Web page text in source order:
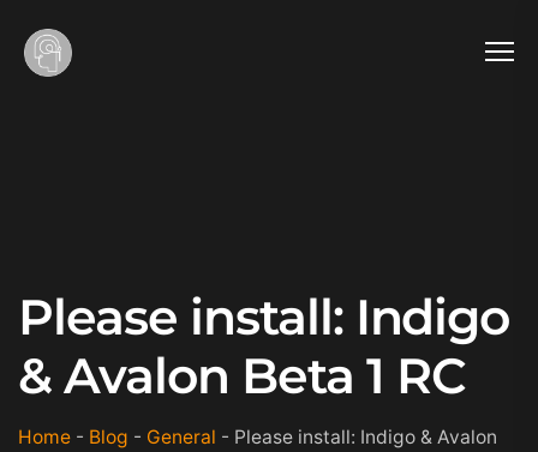
Please install: Indigo
& Avalon Beta 1 RC
Home - Blog - General - Please install: Indigo & Avalon